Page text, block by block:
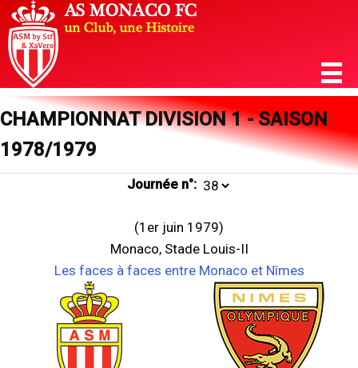
CHAMPIONNAT DIVISION 1 - SAISON
1978/1979
Journée n°:
(1er juin 1979)
Monaco, Stade Louis-II
Les faces à faces entre Monaco et Nîmes